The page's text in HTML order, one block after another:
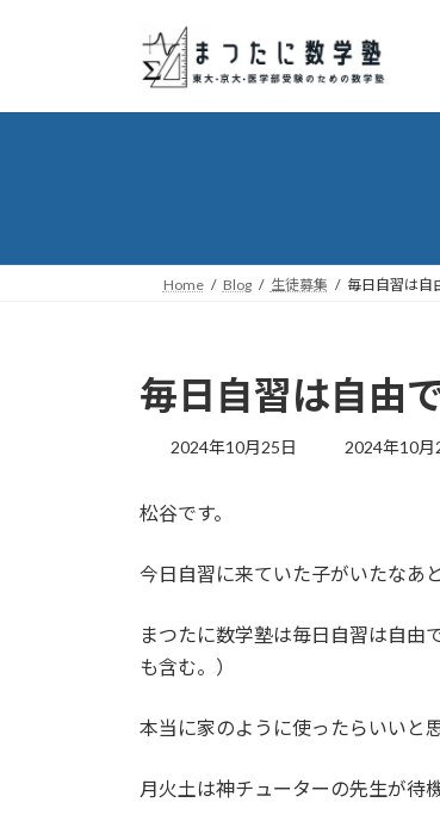
プ
動
Home Blog 生徒募集 毎日自習は自
毎日自習は自由
2024年10月25日
最
時
:
2024年10月
松谷です。
今日自習に来ていた子がいたなあ
まつたに数学塾は毎日自習は自由
も含む。）
本当に家のように使ったらいいと
月火土は神チューターの先生が待